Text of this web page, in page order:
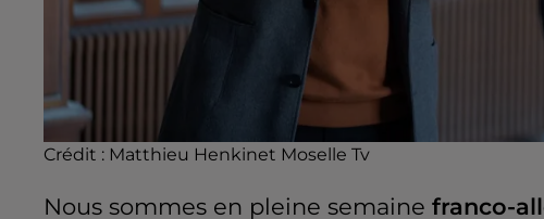
Crédit : Matthieu Henkinet Moselle Tv
Nous sommes en pleine semaine franco-